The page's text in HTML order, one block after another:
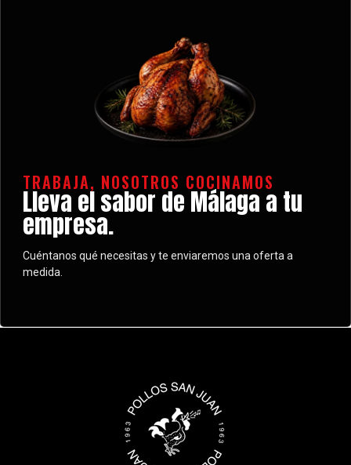
TRABAJA, NOSOTROS COCINAMOS
Lleva el sabor de Málaga a tu
empresa.
Cuéntanos qué necesitas y te enviaremos una oferta a
medida.